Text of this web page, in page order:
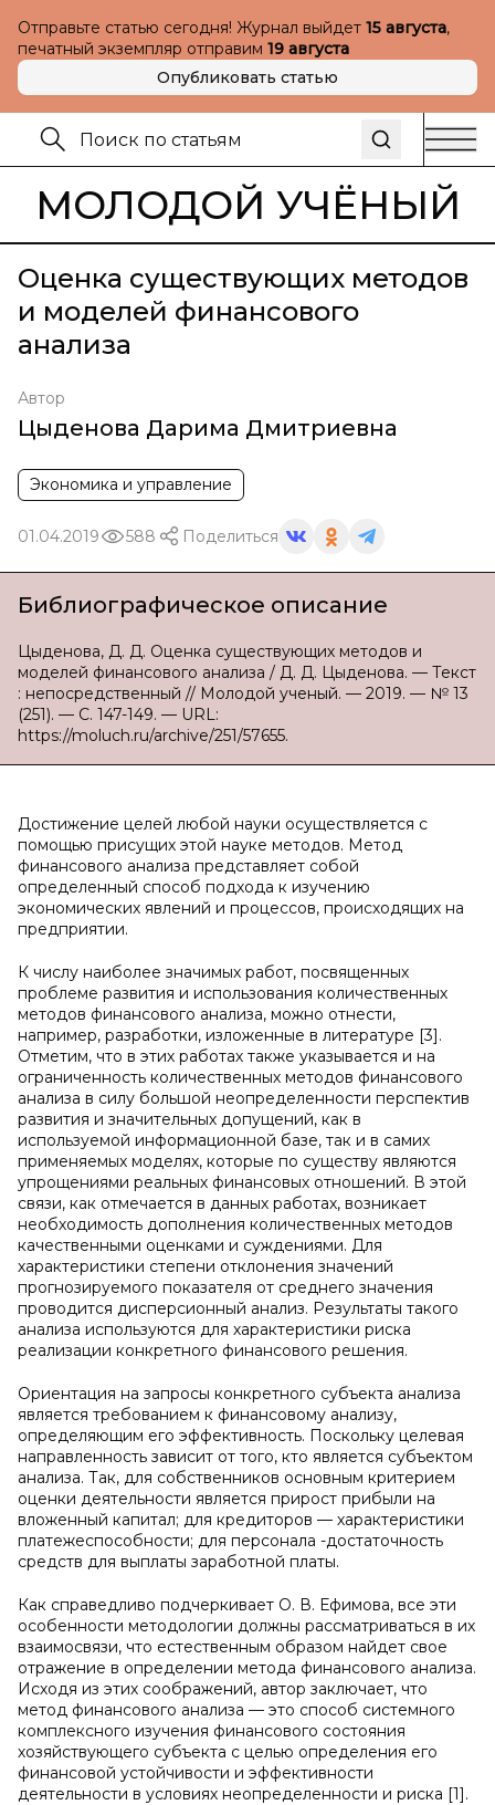
Отправьте статью сегодня! Журнал выйдет 15 августа,
печатный экземпляр отправим 19 августа
Опубликовать статью
МОЛОДОЙ УЧЁНЫЙ
Оценка существующих методов
и моделей финансового
анализа
Автор
Цыденова Дарима Дмитриевна
Экономика и управление
01.04.2019 588 Поделиться
Библиографическое описание
Цыденова, Д. Д. Оценка существующих методов и
моделей финансового анализа / Д. Д. Цыденова. — Текст
: непосредственный // Молодой ученый. — 2019. — № 13
(251). — С. 147-149. — URL:
https://moluch.ru/archive/251/57655.
Достижение целей любой науки осуществляется с
помощью присущих этой науке методов. Метод
финансового анализа представляет собой
определенный способ подхода к изучению
экономических явлений и процессов, происходящих на
предприятии.
К числу наиболее значимых работ, посвященных
проблеме развития и использования количественных
методов финансового анализа, можно отнести,
например, разработки, изложенные в литературе [3].
Отметим, что в этих работах также указывается и на
ограниченность количественных методов финансового
анализа в силу большой неопределенности перспектив
развития и значительных допущений, как в
используемой информационной базе, так и в самих
применяемых моделях, которые по существу являются
упрощениями реальных финансовых отношений. В этой
связи, как отмечается в данных работах, возникает
необходимость дополнения количественных методов
качественными оценками и суждениями. Для
характеристики степени отклонения значений
прогнозируемого показателя от среднего значения
проводится дисперсионный анализ. Результаты такого
анализа используются для характеристики риска
реализации конкретного финансового решения.
Ориентация на запросы конкретного субъекта анализа
является требованием к финансовому анализу,
определяющим его эффективность. Поскольку целевая
направленность зависит от того, кто является субъектом
анализа. Так, для собственников основным критерием
оценки деятельности является прирост прибыли на
вложенный капитал; для кредиторов — характеристики
платежеспособности; для персонала -достаточность
средств для выплаты заработной платы.
Как справедливо подчеркивает О. В. Ефимова, все эти
особенности методологии должны рассматриваться в их
взаимосвязи, что естественным образом найдет свое
отражение в определении метода финансового анализа.
Исходя из этих соображений, автор заключает, что
метод финансового анализа — это способ системного
комплексного изучения финансового состояния
хозяйствующего субъекта с целью определения его
финансовой устойчивости и эффективности
деятельности в условиях неопределенности и риска [1].